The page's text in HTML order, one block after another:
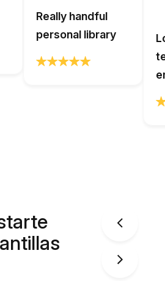
Really handful
personal library